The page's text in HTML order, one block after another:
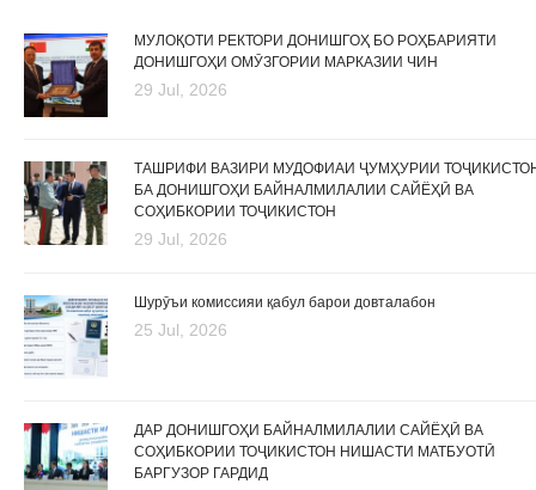
МУЛОҚОТИ РЕКТОРИ ДОНИШГОҲ БО РОҲБАРИЯТИ
ДОНИШГОҲИ ОМӮЗГОРИИ МАРКАЗИИ ЧИН
29 Jul, 2026
ТАШРИФИ ВАЗИРИ МУДОФИАИ ҶУМҲУРИИ
БА ДОНИШГОҲИ БАЙНАЛМИЛАЛИИ САЙЁҲӢ ВА
СОҲИБКОРИИ ТОҶИКИСТОН
29 Jul, 2026
Шурӯъи комиссияи қабул барои довталабон
25 Jul, 2026
ДАР ДОНИШГОҲИ БАЙНАЛМИЛАЛИИ САЙЁҲӢ ВА
СОҲИБКОРИИ ТОҶИКИСТОН НИШАСТИ МАТБУОТӢ
БАРГУЗОР ГАРДИД